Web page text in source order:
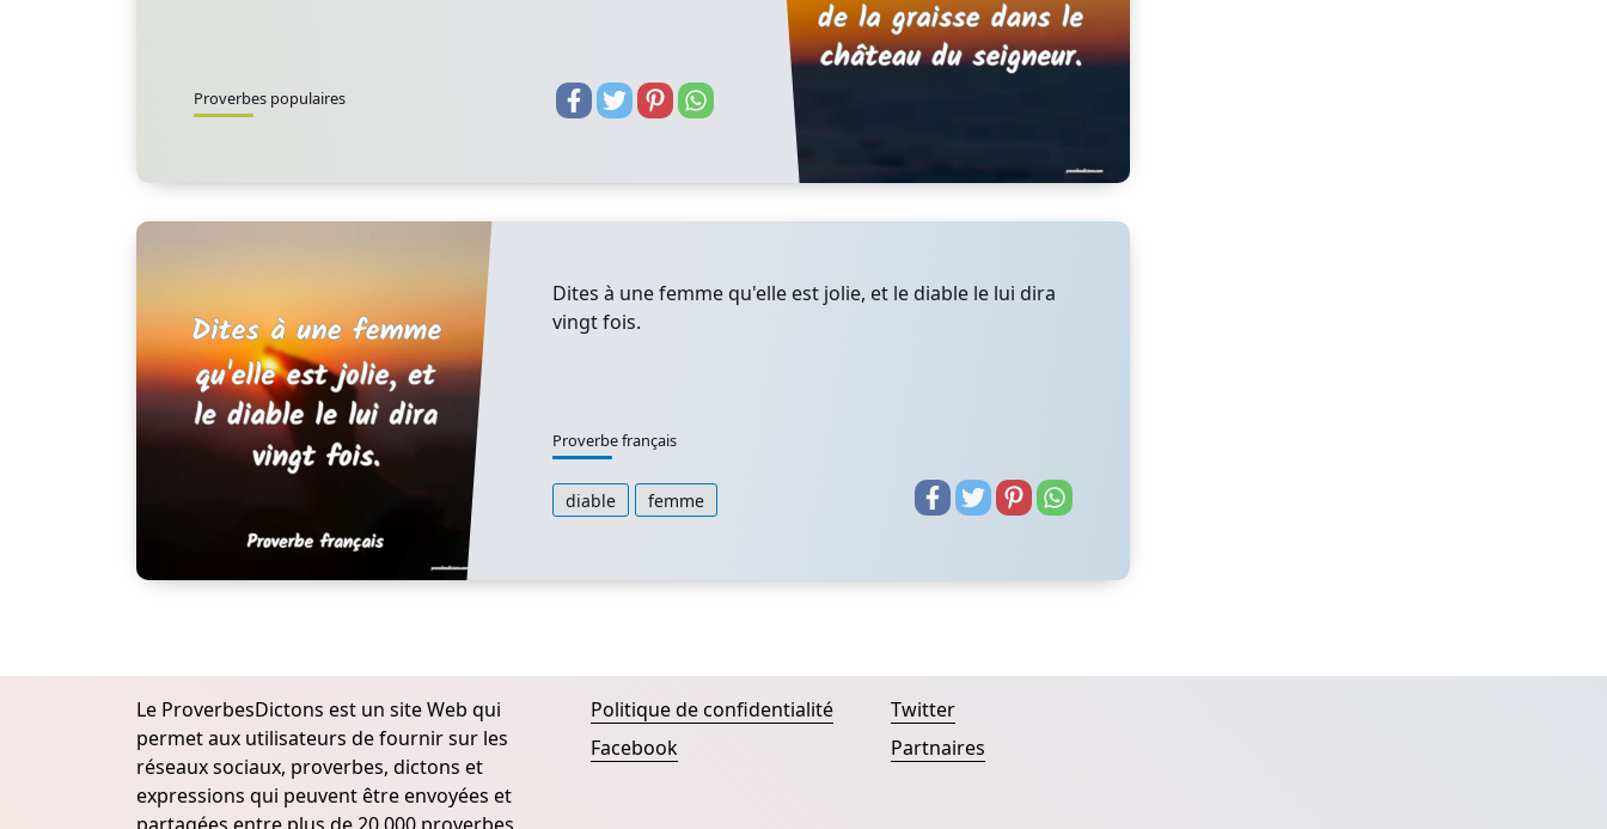
Proverbes populaires
Dites à une femme qu'elle est jolie, et le diable le lui dira
vingt fois.
Proverbe français
diable femme
Le ProverbesDictons est un site Web qui
permet aux utilisateurs de fournir sur les
réseaux sociaux, proverbes, dictons et
expressions qui peuvent être envoyées et
Politique de confidentialité
Facebook
Twitter
Partnaires